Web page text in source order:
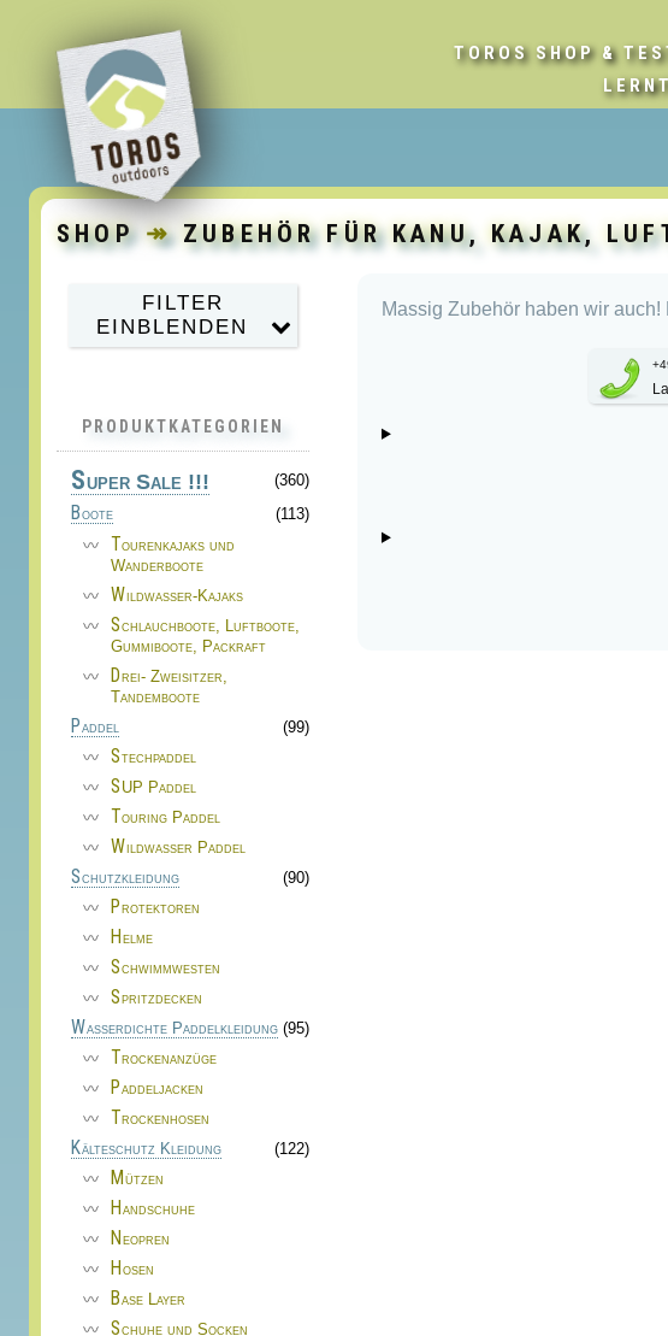
TOROS SHOP &
SHOP ↠ ZUBEHÖR FÜR KANU, KAJAK,
Massig Zubehör haben wir
FILTER
EINBLENDEN
PRODUKTKATEGORIEN
Super Sale !!!
(360)
Boote
(113)
Tourenkajaks und
Wanderboote
Wildwasser-Kajaks
Schlauchboote, Luftboote,
Gummiboote, Packraft
Drei- Zweisitzer,
Tandemboote
Paddel
(99)
Stechpaddel
SUP Paddel
Touring Paddel
Wildwasser Paddel
Schutzkleidung
(90)
Protektoren
Helme
Schwimmwesten
Spritzdecken
Wasserdichte Paddelkleidung (95)
Trockenanzüge
Paddeljacken
Trockenhosen
Kälteschutz Kleidung
(122)
Mützen
Handschuhe
Neopren
Hosen
Base Layer
Schuhe und Socken